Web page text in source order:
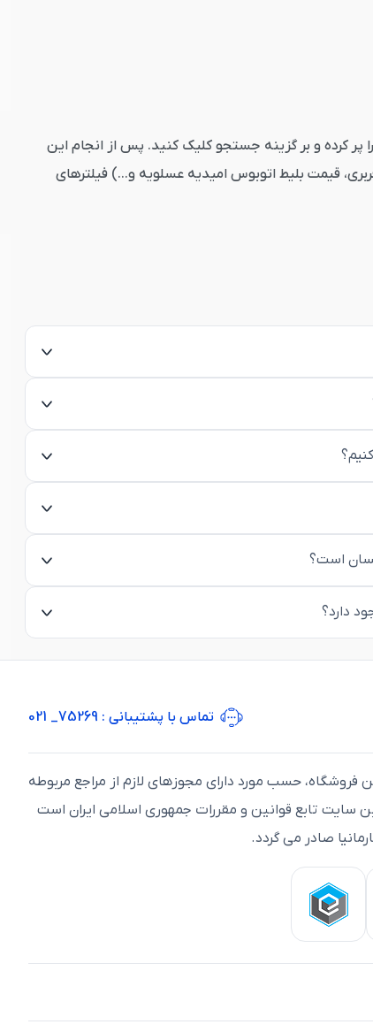
کنید. تاریخ رفت را پر کرده و بر گزینه جستجو کلیک کنید. پس از انجام این
قیمت بلیط اتوبوس امیدیه عسلویه و...) فیلترهای
است؟
تماس با پشتیبانی : 75269_ 021
فروشگاه، حسب مورد دارای مجوزهای لازم از مراجع مربوطه
سايت تابع قوانين و مقررات جمهوری اسلامی ايران است
صادر می گردد.